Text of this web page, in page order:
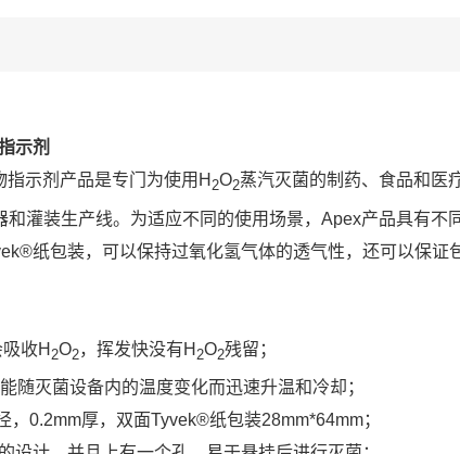
示剂
示剂产品是专门为使用H 2O2蒸汽灭菌的制药、食品和医
灌装生产线。为适应不同的使用场景，Apex产品具有不
纸包装，可以保持过氧化氢气体的透气性，还可以保证
收H 2O2，挥发快没有H 2O2残留；
随灭菌设备内的温度变化而迅速升温和冷却；
0.2mm厚，双面Tyvek®纸包装28mm*64mm；